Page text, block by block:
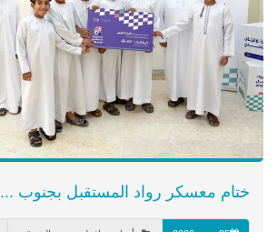
ختام معسكر رواد المستقبل بجنوب ...